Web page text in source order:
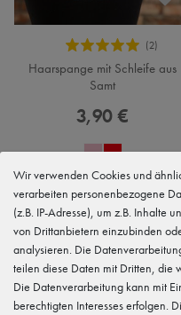
Haarspange mit Schleife aus
Samt
3,90 €
Wir verwenden Cookies und
verarbeiten personenbezogene
(z.B. IP-Adresse), um z.B. Inhalte
von Drittanbietern einzubinden
analysieren. Die
teilen diese Daten mit Dritten, die
Die Datenverarbeitung kann mit
berechtigten Interesses erfolgen.